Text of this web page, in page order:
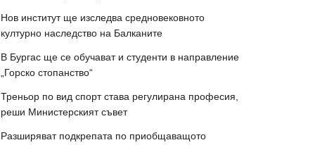
Нов институт ще изследва средновековното
културно наследство на Балканите
В Бургас ще се обучават и студенти в направление
„Горско стопанство“
Треньор по вид спорт става регулирана професия,
реши Министерският съвет
Разширяват подкрепата по приобщаващото